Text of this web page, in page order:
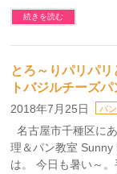
続きを読む
とろ～りパリパ
トバジルチーズ
2018年7月25日 パ
名古屋市千種区に
理＆パン教室 Sunny
は。 今日も暑い～